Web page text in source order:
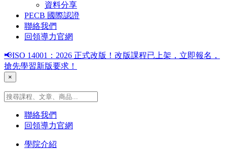
資料分享
PECB 國際認證
聯絡我們
回領導力官網
📢ISO 14001：2026 正式改版！改版課程已上架，立即報名，
搶先學習新版要求！
×
聯絡我們
回領導力官網
學院介紹